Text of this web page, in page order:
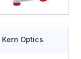
Kern Optics